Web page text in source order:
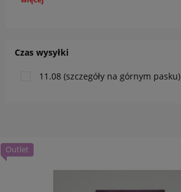
Czas wysyłki
11.08 (szczegóły na górnym pasku)
Outlet